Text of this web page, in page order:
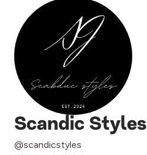
Scandic Styles
@scandicstyles